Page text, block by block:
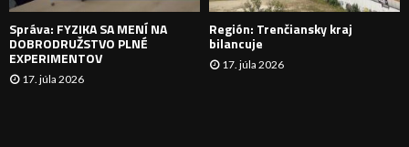
E
Správa: FYZIKA SA MENÍ NA
DOBRODRUŽSTVO PLNÉ
EXPERIMENTOV
17. júla 2026
Región: Trenčiansky kraj
bilancuje
17. júla 2026